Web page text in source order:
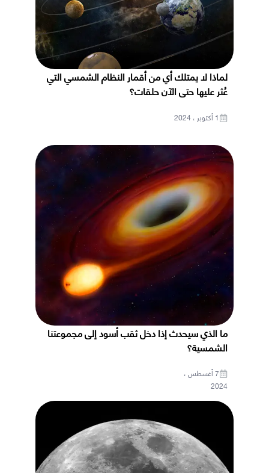
لماذا لا يمتلك أي من أقمار النظام الشمسي التي
عُثر عليها حتى الآن حلقات؟
1 أكتوبر ، 2024
ما الذي سيحدث إذا دخل ثقب أسود إلى مجموعتنا
الشمسية؟
7 أغسطس ،
2024